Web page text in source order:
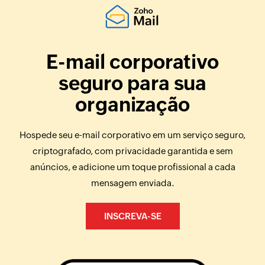
E-mail corporativo
seguro para sua
organização
Hospede seu e-mail corporativo em um serviço seguro,
criptografado, com privacidade garantida e sem
anúncios, e adicione um toque profissional a cada
mensagem enviada.
INSCREVA-SE